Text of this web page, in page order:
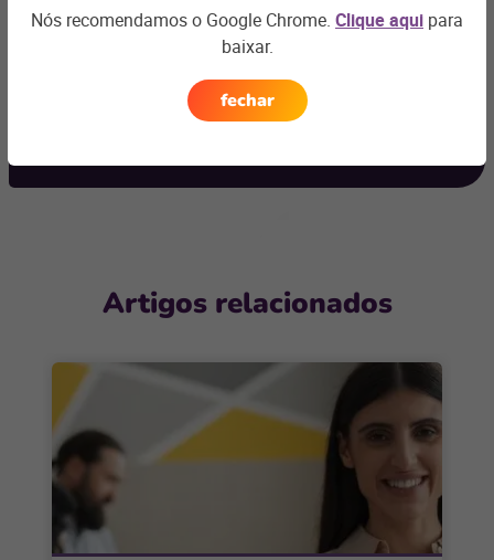
encontrar a
solução ideal
Artigos relacionados
Nós recomendamos o Google Chrome. Clique aqui para
baixar.
fechar